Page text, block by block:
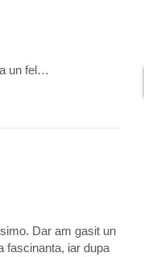
un fel…
Dar am gasit un
fascinanta, iar dupa